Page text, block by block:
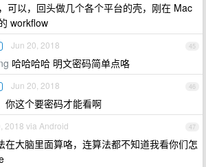
可以，回头做几个各个平台的壳，刚在 Mac
workflow
45
Jun 20, 2018
哈哈哈哈 明文密码简单点咯
46
Jun 20, 2018
你这个要密码才能看啊
47
2018 via Android
在大脑里面算咯，连算法都不知道我看你们怎